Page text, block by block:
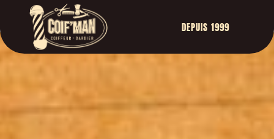
DEPUIS 1999